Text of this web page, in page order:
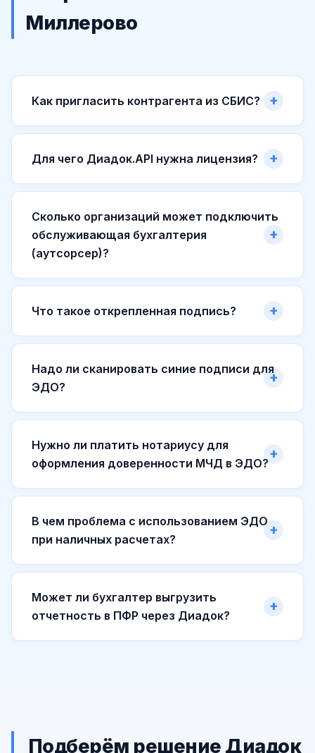
Миллерово
Как пригласить контрагента из СБИС?
Для чего Диадок.API нужна лицензия?
Сколько организаций может подключить
обслуживающая бухгалтерия
(аутсорсер)?
Что такое открепленная подпись?
Надо ли сканировать синие подписи для
ЭДО?
Нужно ли платить нотариусу для
оформления доверенности МЧД в ЭДО?
В чем проблема с использованием ЭДО
при наличных расчетах?
Может ли бухгалтер выгрузить
отчетность в ПФР через Диадок?
Подберём решение Диадок